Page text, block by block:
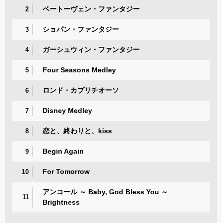
2 ベートーヴェン・ファンタジー
3 ショパン・ファンタジー
4 ガーシュウィン・ファンタジー
5 Four Seasons Medley
6 ロンド・カプリチオーソ
7 Disney Medley
8 恋と、終わりと、kiss
9 Begin Again
10 For Tomorrow
11
アンコール ～ Baby, God Bless You ～
Brightness